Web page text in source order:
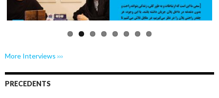
More Interviews ›››
PRECEDENTS